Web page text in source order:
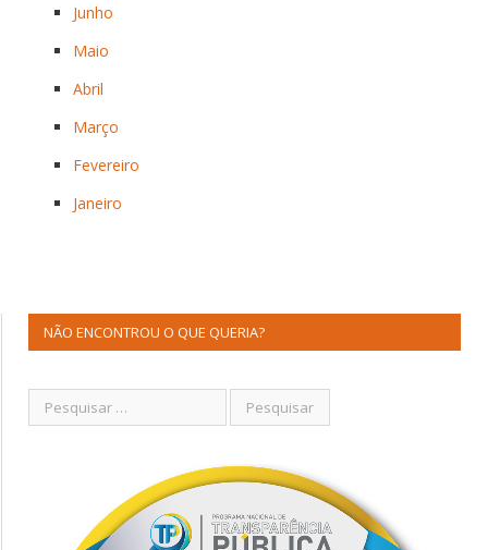
Junho
Maio
Abril
Março
Fevereiro
Janeiro
NÃO ENCONTROU O QUE QUERIA?